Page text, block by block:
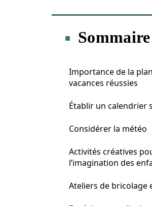
Sommaire
Importance de la
vacances réussies
Établir un calendrier
Considérer la météo
Activités créatives
l’imagination des
Ateliers de bricolage